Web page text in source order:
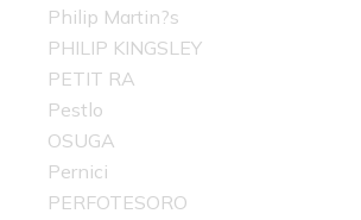
Philip Martin?s
PHILIP KINGSLEY
PETIT RA
Pestlo
OSUGA
Pernici
PERFOTESORO